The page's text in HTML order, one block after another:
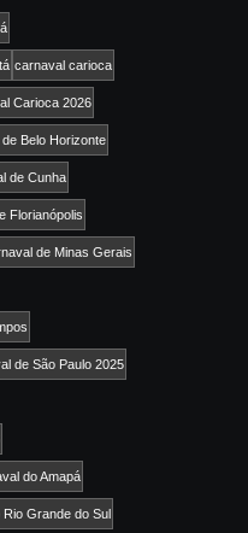
carnaval carioca
Carioca 2026
Belo Horizonte
de Cunha
Florianópolis
de Minas Gerais
de São Paulo 2025
do Amapá
Grande do Sul